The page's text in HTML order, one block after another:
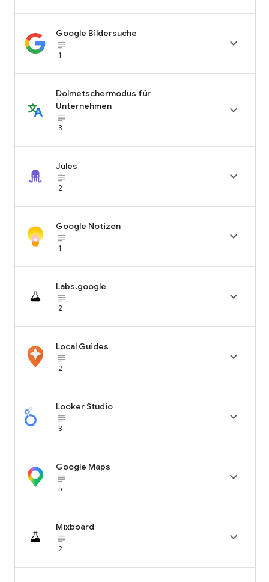
Google Bildersuche
subject_black
1

Dolmetschermodus für
Unternehmen
subject_black
3

Jules
subject_black
2

Google Notizen
subject_black
1

Labs.google
subject_black
2

Local Guides
subject_black
2

Looker Studio
subject_black
3

Google Maps
subject_black
5

Mixboard
subject_black
2
